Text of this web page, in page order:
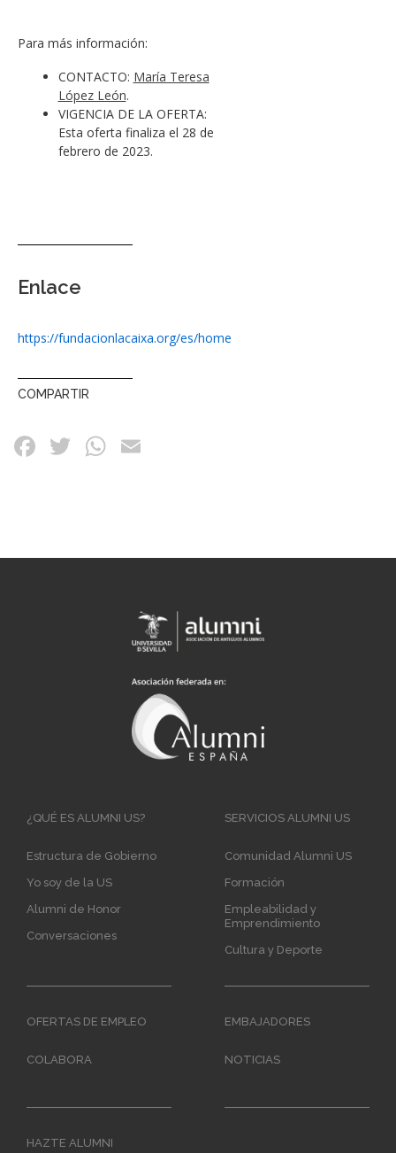
Para más información:
CONTACTO: María Teresa
López León.
VIGENCIA DE LA OFERTA:
Esta oferta finaliza el 28 de
febrero de 2023.
Enlace
https://fundacionlacaixa.org/es/home
COMPARTIR
Main
¿QUÉ ES ALUMNI US?
Estructura de Gobierno
Yo soy de la US
Alumni de Honor
Conversaciones
SERVICIOS ALUMNI US
Comunidad Alumni US
Formación
Empleabilidad y
Emprendimiento
Cultura y Deporte
OFERTAS DE EMPLEO EMBAJADORES
COLABORA NOTICIAS
HAZTE ALUMNI